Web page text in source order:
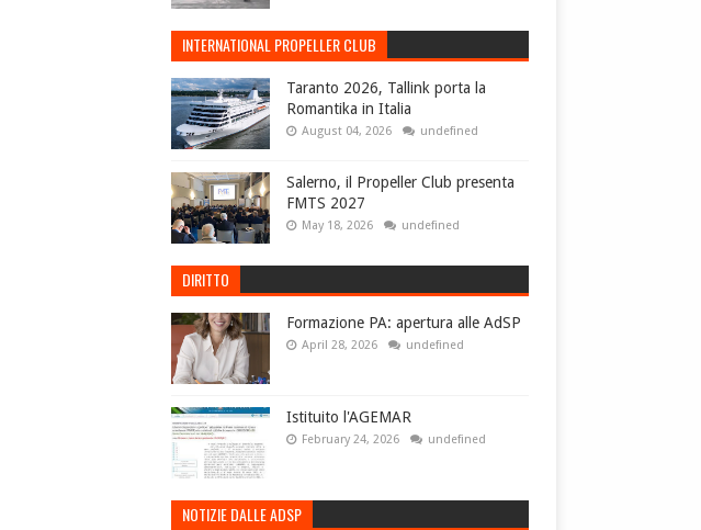
INTERNATIONAL PROPELLER CLUB
Taranto 2026, Tallink porta la
Romantika in Italia
August 04, 2026 undefined
Salerno, il Propeller Club presenta
FMTS 2027
May 18, 2026 undefined
DIRITTO
Formazione PA: apertura alle AdSP
April 28, 2026 undefined
Istituito l'AGEMAR
February 24, 2026 undefined
NOTIZIE DALLE ADSP